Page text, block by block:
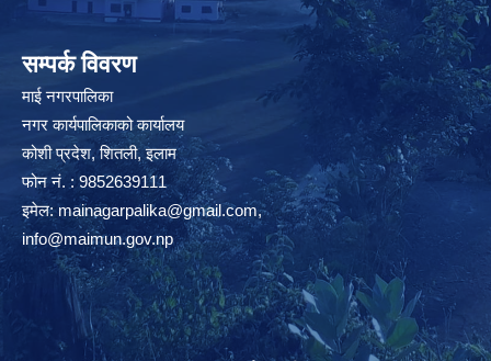
सम्पर्क विवरण
माई नगरपालिका
नगर कार्यपालिकाको कार्यालय
कोशी प्रदेश, शितली, इलाम
फोन नं. : 9852639111
इमेल:mainagarpalika@gmail.com,
info@maimun.gov.np